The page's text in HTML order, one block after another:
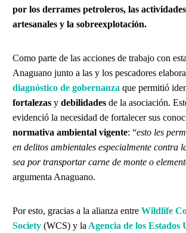
por los derrames petroleros, las
artesanales y la sobreexplotación.
Como parte de las acciones de trabajo con
Anaguano junto a las y los pescadores
diagnóstico de gobernanza que permitió
fortalezas y debilidades de la asociación.
evidenció la necesidad de fortalecer sus
normativa ambiental vigente: “esto les
en delitos ambientales especialmente contra
sea por transportar carne de monte o
argumenta Anaguano.
Por esto, gracias a la alianza entre Wildlife
Society (WCS) y la Agencia de los Estados